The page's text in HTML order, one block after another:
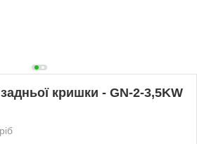
кришки - GN-2-3,5KW